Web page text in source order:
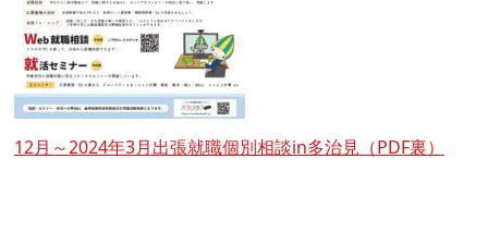
12月～2024年3月出張就職個別相談in多治見（PDF裏）